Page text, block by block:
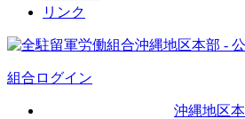
リンク
組合ログイン
沖縄地区